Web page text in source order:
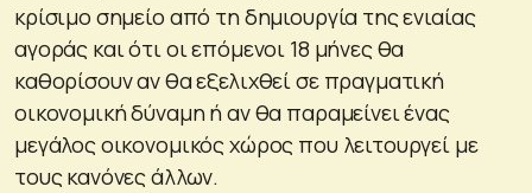
κρίσιμο σημείο από τη δημιουργία της ενιαίας
αγοράς και ότι οι επόμενοι 18 μήνες θα
καθορίσουν αν θα εξελιχθεί σε πραγματική
οικονομική δύναμη ή αν θα παραμείνει ένας
μεγάλος οικονομικός χώρος που λειτουργεί με
τους κανόνες άλλων.